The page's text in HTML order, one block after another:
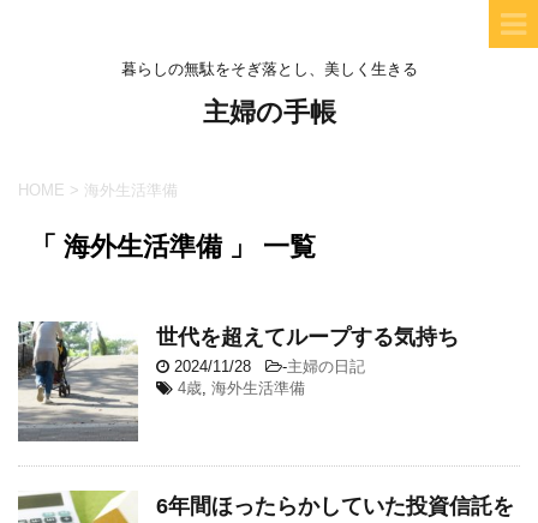
暮らしの無駄をそぎ落とし、美しく生きる
主婦の手帳
HOME > 海外生活準備
「 海外生活準備 」 一覧
世代を超えてループする気持ち
2024/11/28 -主婦の日記
4歳 海外生活準備
6年間ほったらかしていた投資信託を